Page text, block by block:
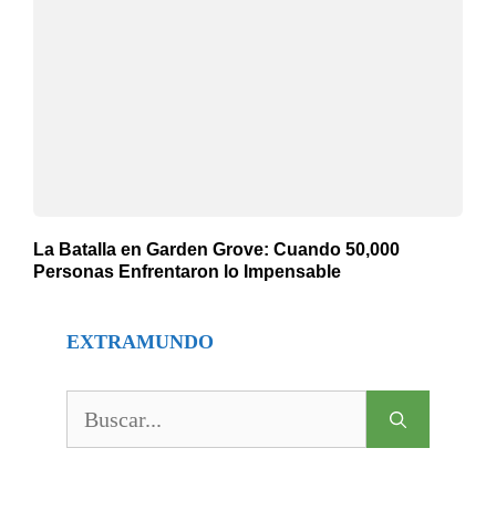
La Batalla en Garden Grove: Cuando 50,000
Personas Enfrentaron lo Impensable
EXTRAMUNDO